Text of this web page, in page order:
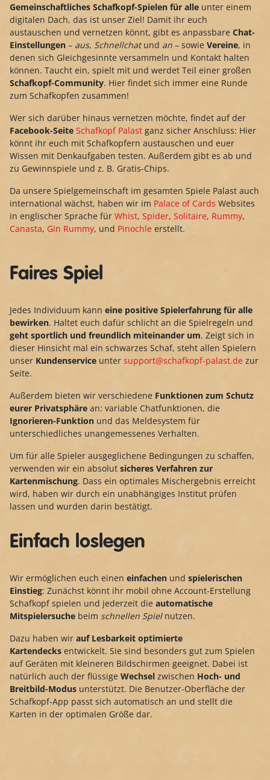
Gemeinschaftliches Schafkopf-Spielen für alle unter einem
digitalen Dach, das ist unser Ziel! Damit ihr euch
austauschen und vernetzen könnt, gibt es anpassbare Chat-
Einstellungen – aus, Schnellchatund an – sowie Vereine, in
denen sich Gleichgesinnte versammeln und Kontakt halten
können. Taucht ein, spielt mit und werdet Teil einer großen
Schafkopf-Community. Hier findet sich immer eine Runde
zum Schafkopfen zusammen!
Wer sich darüber hinaus vernetzen möchte, findet auf der
Facebook-Seite Schafkopf Palast ganz sicher Anschluss: Hier
könnt ihr euch mit Schafkopfern austauschen und euer
Wissen mit Denkaufgaben testen. Außerdem gibt es ab und
zu Gewinnspiele und z. B. Gratis-Chips.
Da unsere Spielgemeinschaft im gesamten Spiele Palast auch
international wächst, haben wir im Palace of Cards Websites
in englischer Sprache für Whist, Spider, Solitaire, Rummy,
Canasta, Gin Rummy, und Pinochle erstellt.
Faires Spiel
Jedes Individuum kann eine positive Spielerfahrung für alle
bewirken. Haltet euch dafür schlicht an die Spielregeln und
geht sportlich und freundlich miteinander um. Zeigt sich in
dieser Hinsicht mal ein schwarzes Schaf, steht allen Spielern
unser Kundenservice unter support@schafkopf-palast.de zur
Seite.
Außerdem bieten wir verschiedene Funktionen zum Schutz
eurer Privatsphäre an: variable Chatfunktionen, die
Ignorieren-Funktion und das Meldesystem für
unterschiedliches unangemessenes Verhalten.
Um für alle Spieler ausgeglichene Bedingungen zu schaffen,
verwenden wir ein absolut sicheres Verfahren zur
Kartenmischung. Dass ein optimales Mischergebnis erreicht
wird, haben wir durch ein unabhängiges Institut prüfen
lassen und wurden darin bestätigt.
Einfach loslegen
Wir ermöglichen euch einen einfachen und spielerischen
Einstieg: Zunächst könnt ihr mobil ohne Account-Erstellung
Schafkopf spielen und jederzeit die automatische
Mitspielersuche beim schnellen Spielnutzen.
Dazu haben wir auf Lesbarkeit optimierte
Kartendecks entwickelt. Sie sind besonders gut zum Spielen
auf Geräten mit kleineren Bildschirmen geeignet. Dabei ist
natürlich auch der flüssige Wechsel zwischen Hoch- und
Breitbild-Modus unterstützt. Die Benutzer-Oberfläche der
Schafkopf-App passt sich automatisch an und stellt die
Karten in der optimalen Größe dar.